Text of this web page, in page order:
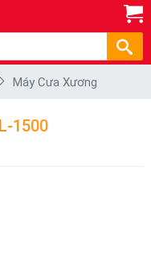
Máy Cưa Xương
1500